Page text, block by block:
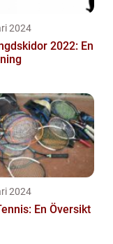
2024
2022: En
2024
En Översikt